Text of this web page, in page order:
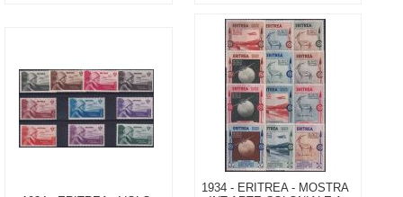
1934 - ERITREA - MOSTRA